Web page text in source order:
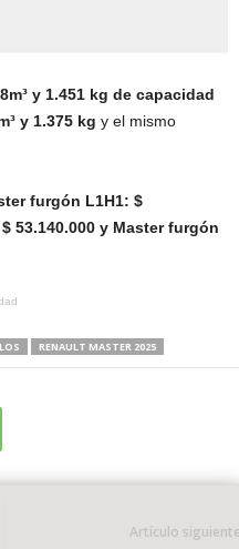
y 1.451 kg de capacidad
y 1.375 kg y el mismo
furgón L1H1: $
53.140.000 y Master furgón
RENAULT MASTER 2025
Artículo